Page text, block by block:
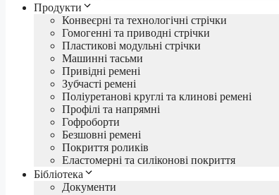
Продукти
Конвеєрні та технологічні стрічки
Гомогенні та приводні стрічки
Пластикові модульні стрічки
Машинні тасьми
Привідні ремені
Зубчасті ремені
Поліуретанові круглі та клинові ремені
Профілі та напрямні
Гофроборти
Безшовні ремені
Покриття роликів
Еластомерні та силіконові покриття
Бібліотека
Документи